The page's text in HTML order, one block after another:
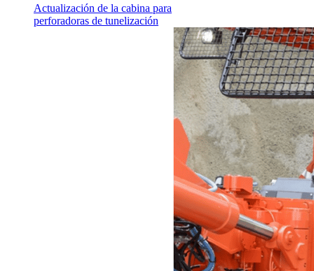
Actualización de la cabina para
perforadoras de tunelización